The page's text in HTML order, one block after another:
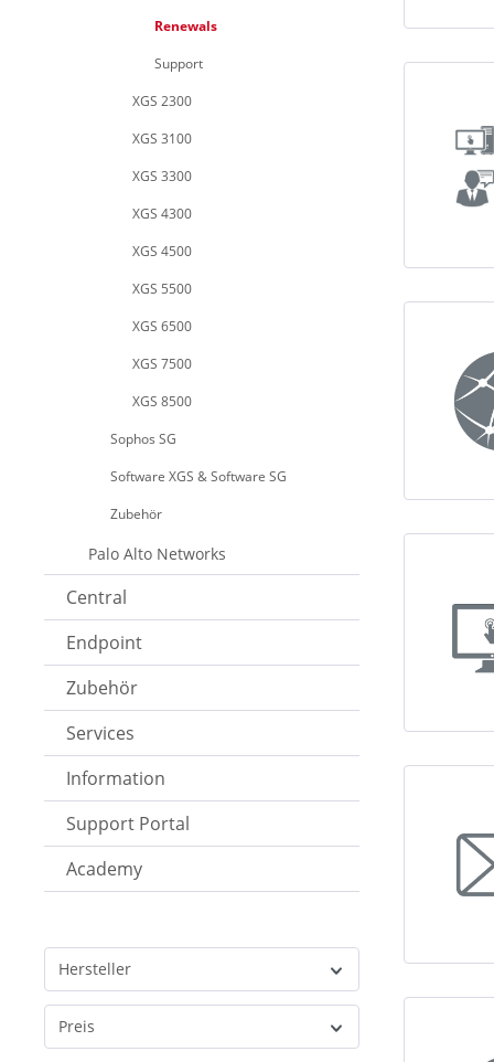
Renewals
Support
XGS 2300
XGS 3100
XGS 3300
XGS 4300
XGS 4500
XGS 5500
XGS 6500
XGS 7500
XGS 8500
Sophos SG
Software XGS & Software SG
Zubehör
Palo Alto Networks
Central
Endpoint
Zubehör
Services
Information
Support Portal
Academy
Hersteller
Preis